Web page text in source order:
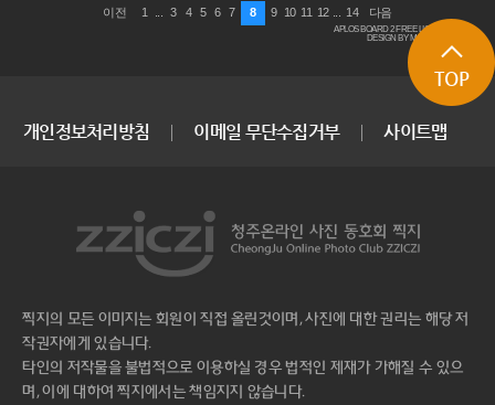
이전 1 3 4 5 6 7 8 9 10 11 12 14 다음
APLOS BOARD 2 FREE LICENSE
DESIGN BY MACARON
TOP
개인정보처리방침 이메일 무단수집거부 사이트맵
찍지의 모든 이미지는 회원이 직접 올린것이며, 사진에 대한 권리는 해당 저
작권자에게 있습니다.
타인의 저작물을 불법적으로 이용하실 경우 법적인 제재가 가해질 수 있으
며, 이에 대하여 찍지에서는 책임지지 않습니다.